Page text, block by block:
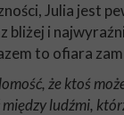
Julia jest
i
to ofiara
że ktoś
ludźmi,